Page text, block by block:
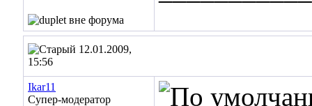
12.01.2009,
15:56
Ikar11
Супер-модератор